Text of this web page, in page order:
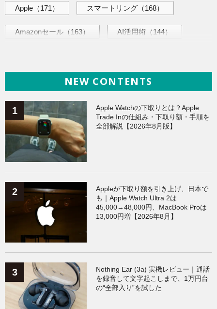
Apple （171） スマートリング （168）
Amazonセール （163） AI活用術 （144）
（138） Galaxy（136）
ガジェット（135） ワークアウト（131）
AppleWatchアクセサリー（124） Fitbit（122）
Xiaomi（119）
NEW CONTENTS
Apple Watchの下取りとは？Apple
Trade Inの仕組み・下取り額・手順を
全部解説【2026年8月版】
Appleが下取り額を引き上げ、日本で
も｜Apple Watch Ultra 2は
45,000→48,000円、MacBook Proは
13,000円増【2026年8月】
Nothing Ear (3a) 実機レビュー｜通話
を録音して文字起こしまで、1万円台
の“全部入り”を試した